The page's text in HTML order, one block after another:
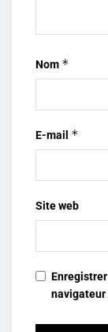
Nom *
E-mail *
Site web
navigateur